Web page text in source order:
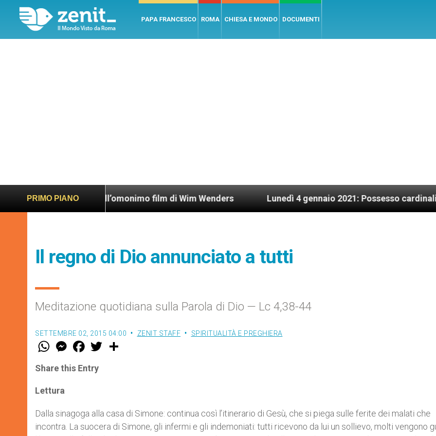
PAPA FRANCESCO ROMA CHIESA E MONDO DOCUMENTI
PRIMO PIANO
le quinte dell’omonimo film di Wim Wenders Lunedì 4 gennaio 2021: Possesso cardinalizio
Il regno di Dio annunciato a tutti
Meditazione quotidiana sulla Parola di Dio — Lc 4,38-44
SETTEMBRE 02, 2015 04:00 ZENIT STAFF SPIRITUALITÀ E PREGHIERA
W
t
s
p
p
M
e
s
e
F
a
e
b
w
Share this Entry
Lettura
Dalla sinagoga alla casa di Simone: continua così l’itinerario di Gesù, che si piega sulle ferite dei malati che
incontra. La suocera di Simone, gli infermi e gli indemoniati: tutti ricevono da lui un sollievo, molti vengono